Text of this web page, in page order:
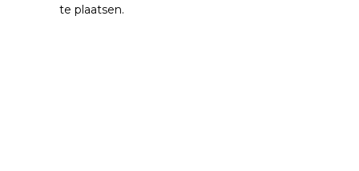
te plaatsen.